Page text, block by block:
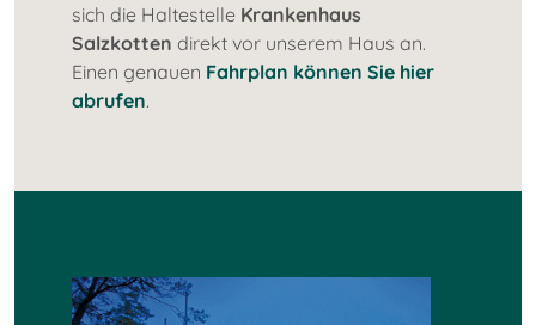
sich die Haltestelle Krankenhaus
Salzkotten direkt vor unserem Haus an.
Einen genauen Fahrplan können Sie hier
abrufen.